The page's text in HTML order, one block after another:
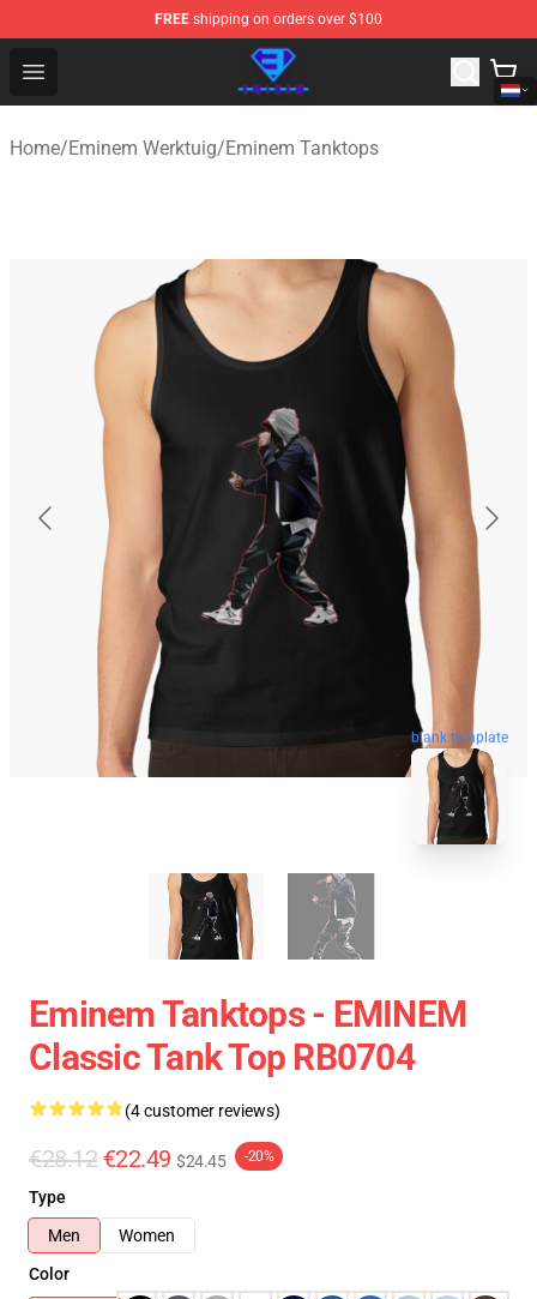
FREE shipping on orders over $100
Open menu
Eminem Store - Official Eminem Merchandise Shop
Home/Eminem Werktuig/Eminem Tanktops
blank template
Eminem Tanktops - EMINEM
Classic Tank Top RB0704
(4 customer reviews)
€28.12 €22.49 $24.45 -20%
Type
Men
Women
Color